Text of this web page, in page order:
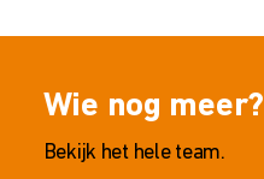
Wie nog meer?
Bekijk het hele team.